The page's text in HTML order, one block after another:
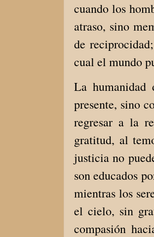
cuando los
atraso, sino
de
cual el mundo
La humanidad
presente, sino
regresar a la
gratitud, al
justicia no
son educados
mientras los
el cielo, sin
compasión